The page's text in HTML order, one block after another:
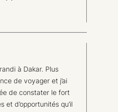
à Dakar. Plus
de voyager et j’ai
de constater le fort
et d’opportunités qu’il